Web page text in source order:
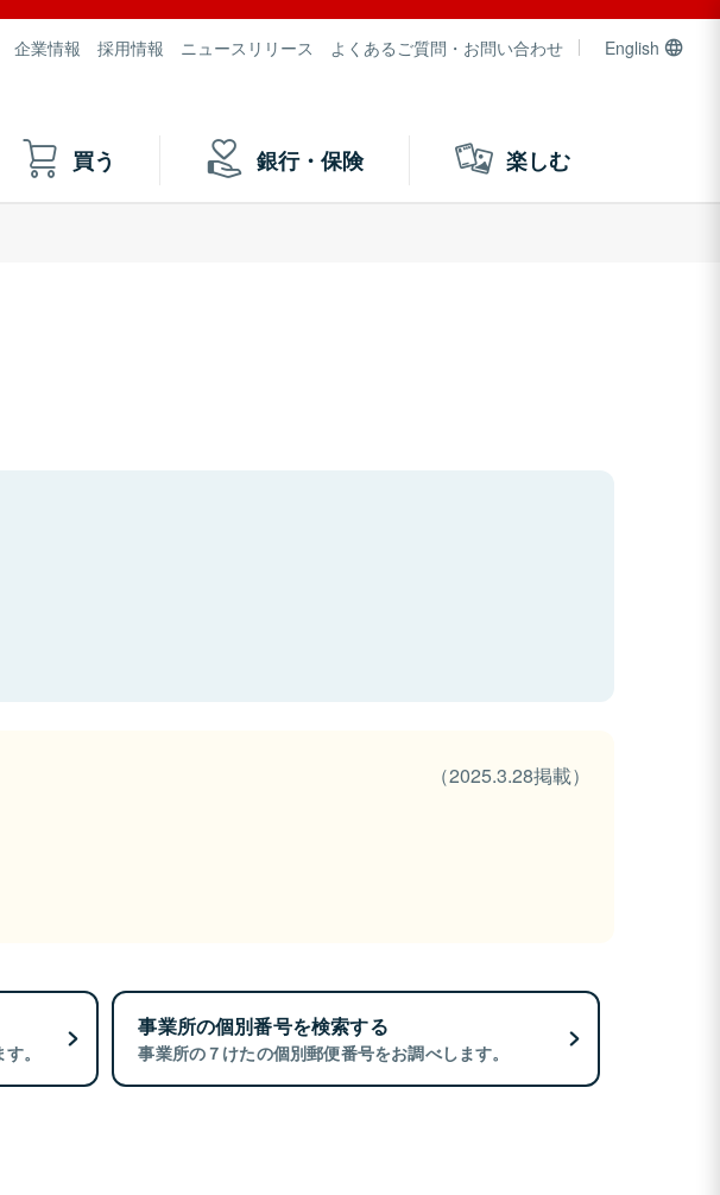
企業情報 採用情報 ニュースリリース よくあるご質問・お問い合わせ English
買う 銀行・保険 楽しむ
（2025.3.28掲載）
。
事業所の個別番号を検索する
事業所の７けたの個別郵便番号をお調べします。